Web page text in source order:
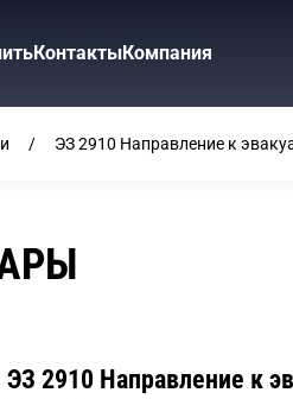
КонтактыКомпания
ЭЗ 2910 Направление к
ЭЗ 2910 Направление к